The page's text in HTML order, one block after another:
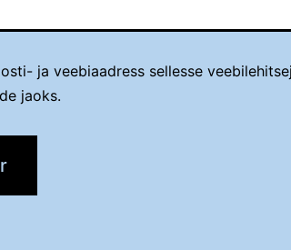
ja veebiaadress sellesse
jaoks.